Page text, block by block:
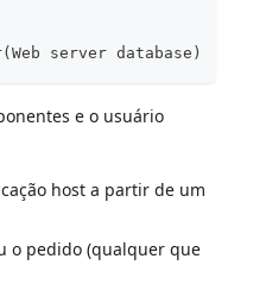
server database)
e o usuário
host a partir de um
o pedido (qualquer que